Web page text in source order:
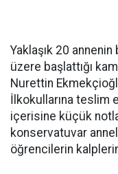
Yaklaşık 20
üzere başlattığı
Nurettin
İlkokullarına teslim
içerisine küçük
konservatuvar
öğrencilerin